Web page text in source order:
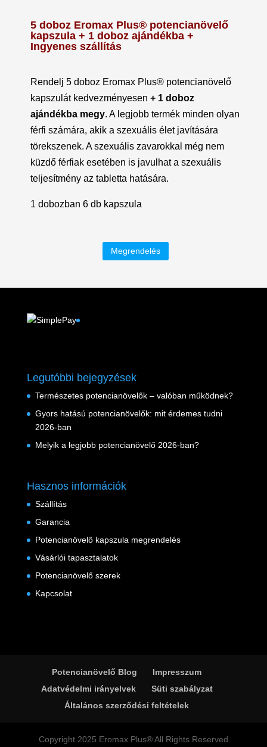
5 doboz Eromax Plus® potencianövelő
kapszula + 1 doboz ajándékba +
Ingyenes szállítás
Rendelj 5 doboz Eromax Plus® potencianövelő
kapszulát kedvezményesen+ 1 doboz
ajándékba megy. A legjobb termék minden olyan
férfi számára, akik a szexuális élet javítására
törekszenek. A szexuális zavarokkal még nem
küzdő férfiak esetében is javulhat a szexuális
teljesítmény az tabletta hatására.
1 dobozban 6 db kapszula
Megrendelés
Legutóbbi bejegyzések
Természetes potencianövelők – valóban működnek?
Gyors hatású potencianövelők: mit érdemes tudni
2026-ban
Melyik a legjobb potencianövelő 2026-ban?
Hasznos információk
Szállítás
Garancia
Potencianövelő kapszula megrendelés
Vásárlói tapasztalatok
Potencianövelő szerek
Kapcsolat
Potencianövelő Blog
Impresszum
Adatvédelmi irányelvek
Süti szabályzat
Általános szerződési feltételek
Copyright 2025 Eromax Plus® All Rights Reserved